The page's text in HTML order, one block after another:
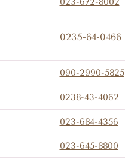
0235-64-0466
090-2990-5825
0238-43-4062
023-684-4356
023-645-8800